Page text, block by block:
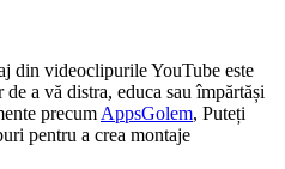
din videoclipurile YouTube este
a vă distra, educa sau împărtăși
precum AppsGolem, Puteți
pentru a crea montaje